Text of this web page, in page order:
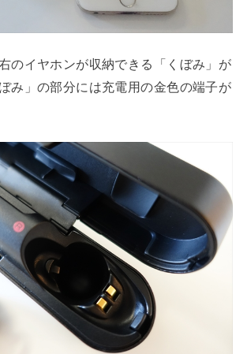
のイヤホンが収納できる「くぼみ」が
み」の部分には充電用の金色の端子が